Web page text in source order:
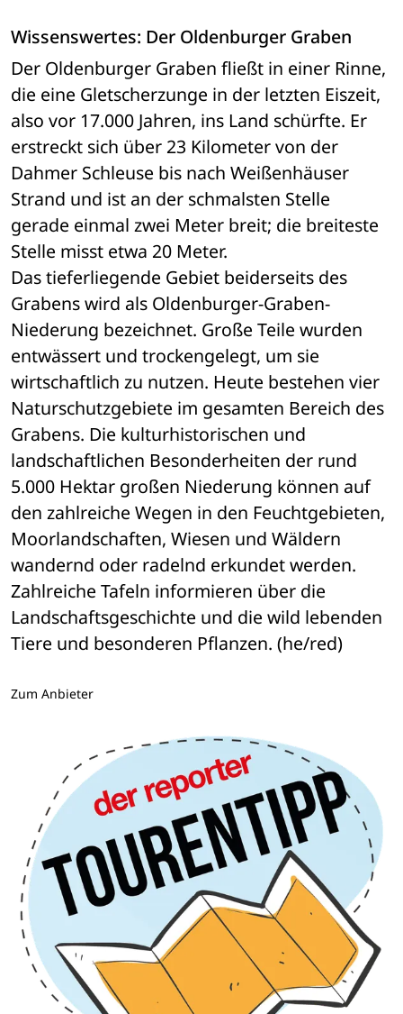
Wissenswertes: Der Oldenburger Graben
Der Oldenburger Graben fließt in einer Rinne,
die eine Gletscherzunge in der letzten Eiszeit,
also vor 17.000 Jahren, ins Land schürfte. Er
erstreckt sich über 23 Kilometer von der
Dahmer Schleuse bis nach Weißenhäuser
Strand und ist an der schmalsten Stelle
gerade einmal zwei Meter breit; die breiteste
Stelle misst etwa 20 Meter.
Das tieferliegende Gebiet beiderseits des
Grabens wird als Oldenburger-Graben-
Niederung bezeichnet. Große Teile wurden
entwässert und trockengelegt, um sie
wirtschaftlich zu nutzen. Heute bestehen vier
Naturschutzgebiete im gesamten Bereich des
Grabens. Die kulturhistorischen und
landschaftlichen Besonderheiten der rund
5.000 Hektar großen Niederung können auf
den zahlreiche Wegen in den Feuchtgebieten,
Moorlandschaften, Wiesen und Wäldern
wandernd oder radelnd erkundet werden.
Zahlreiche Tafeln informieren über die
Landschaftsgeschichte und die wild lebenden
Tiere und besonderen Pflanzen. (he/red)
Zum Anbieter